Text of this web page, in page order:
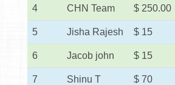
4 CHN Team $ 250.00
5 Jisha Rajesh $ 15
6 Jacob john $ 15
7 Shinu T $ 70